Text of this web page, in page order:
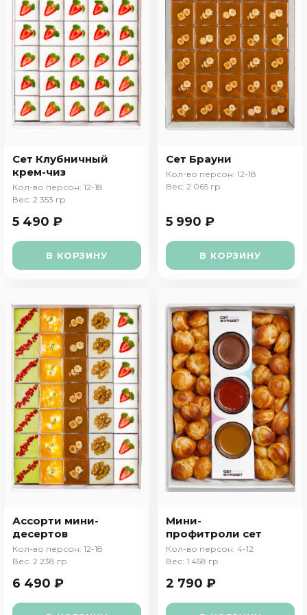
Сет Клубничный
крем-чиз
Кол-во персон: 12-18
Вес: 2 353 гр
5 490 ₽
В КОРЗИНУ
Сет Брауни
Кол-во персон: 12-18
Вес: 2 065 гр
5 990 ₽
В КОРЗИНУ
Ассорти мини-
десертов
Кол-во персон: 12-18
Вес: 2 238 гр
6 490 ₽
Мини-
профитроли сет
Кол-во персон: 4-12
Вес: 1 458 гр
2 790 ₽